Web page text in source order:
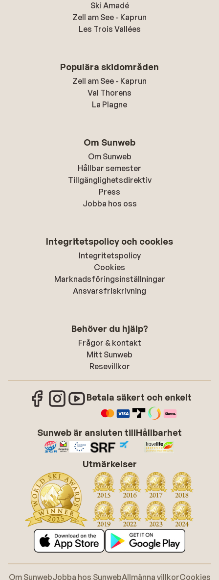
Ski Amadé
Zell am See - Kaprun
Les Trois Vallées
Populära skidområden
Zell am See - Kaprun
Val Thorens
La Plagne
Om Sunweb
Om Sunweb
Hållbar semester
Tillgänglighetsdirektiv
Press
Jobba hos oss
Integritetspolicy och cookies
Integritetspolicy
Cookies
Marknadsföringsinställningar
Ansvarsfriskrivning
Behöver du hjälp?
Frågor & kontakt
Mitt Sunweb
Resevillkor
Betala säkert och enkelt
Sunweb är ansluten tillHållbarhet
Utmärkelser
Om SunwebJobba hos SunwebAllmänna villkorCookies